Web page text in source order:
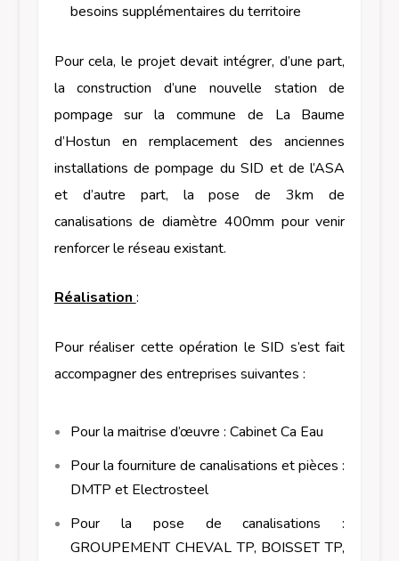
besoins supplémentaires du territoire
Pour cela, le projet devait intégrer, d’une part,
la construction d’une nouvelle station de
pompage sur la commune de La Baume
d’Hostun en remplacement des anciennes
installations de pompage du SID et de l’ASA
et d’autre part, la pose de 3km de
canalisations de diamètre 400mm pour venir
renforcer le réseau existant.
Réalisation :
Pour réaliser cette opération le SID s’est fait
accompagner des entreprises suivantes :
Pour la maitrise d’œuvre : Cabinet Ca Eau
Pour la fourniture de canalisations et pièces :
DMTP et Electrosteel
Pour la pose de canalisations :
GROUPEMENT CHEVAL TP, BOISSET TP,